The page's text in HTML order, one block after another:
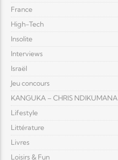
France
High-Tech
Insolite
Interviews
Israël
Jeu concours
KANGUKA – CHRIS NDIKUMANA
Lifestyle
Littérature
Livres
Loisirs & Fun